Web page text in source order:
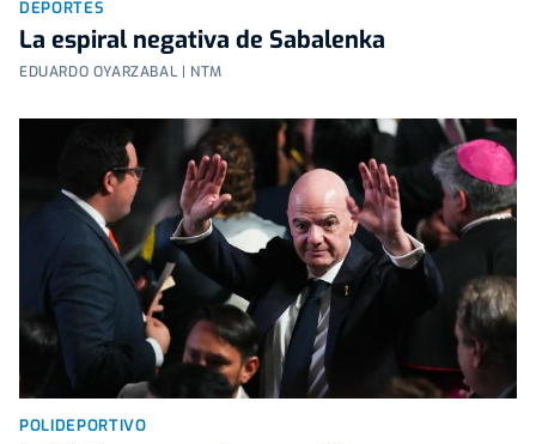
DEPORTES
La espiral negativa de Sabalenka
EDUARDO OYARZABAL | NTM
POLIDEPORTIVO